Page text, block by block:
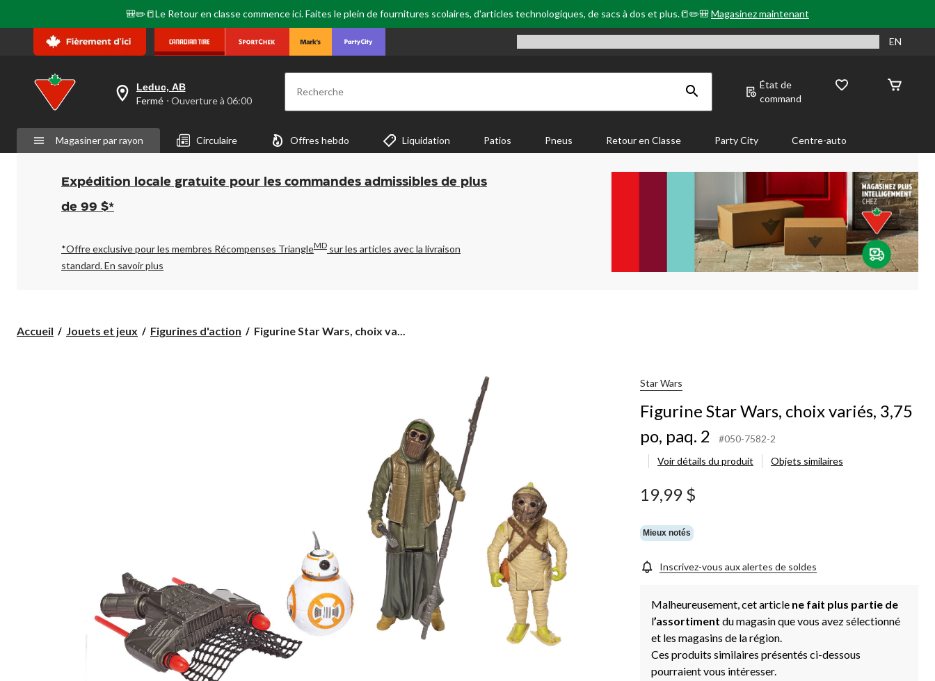
🎒✏️📒Le Retour en classe commence ici. Faites le plein de fournitures scolaires, d'articles technologiques, de sacs à dos et plus.📒✏️🎒Magasinez maintenant
EN
votre
est
Leduc,
AB,
Fermé,
Ouverture
à
pour
changer
Leduc, AB
Fermé ⋅ Ouverture à 06:00 Recherche
État de
command
Magasiner par rayon Circulaire Offres hebdo Liquidation Patios Pneus Retour en Classe Party City Centre-auto
Expédition locale gratuite pour les commandes admissibles de plus
de 99 $*
*Offre exclusive pour les membres Récompenses TriangleMD sur les articles avec la livraison
standard.En savoir plus
Accueil Jouets et jeux Figurines d'action
Figurine
Figurine Star Wars, choix va...
Star Wars
Figurine Star Wars, choix variés, 3,75
po, paq. 2
#050-7582-2
Voir détails du produit
Objets similaires
19,99 $
Mieux notés
Inscrivez-vous aux alertes de soldes
Malheureusement, cet article ne fait plus partie de
l’assortiment du magasin que vous avez sélectionné
et les magasins de la région.
Ces produits similaires présentés ci-dessous
pourraient vous intéresser.